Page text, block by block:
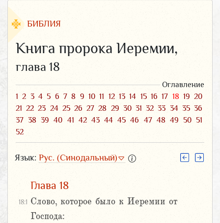
БИБЛИЯ
Книга пророка Иеремии,
глава 18
Оглавление
1 2 3 4 5 6 7 8 9 10 11 12 13 14 15 16 17 18 19 20
21 22 23 24 25 26 27 28 29 30 31 32 33 34 35 36
37 38 39 40 41 42 43 44 45 46 47 48 49 50 51
52
Язык: Рус. (Синодальный)
Глава 18
18:1 Слово, которое было к Иеремии от
Господа: